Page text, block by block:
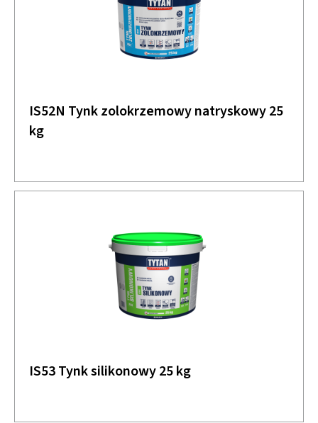
IS52N Tynk zolokrzemowy natryskowy 25
kg
IS53 Tynk silikonowy 25 kg